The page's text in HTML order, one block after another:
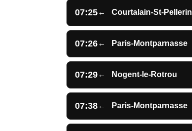
07:25← Courtalain-St-Pellerin
07:26← Paris-Montparnasse
07:29← Nogent-le-Rotrou
07:38← Paris-Montparnasse